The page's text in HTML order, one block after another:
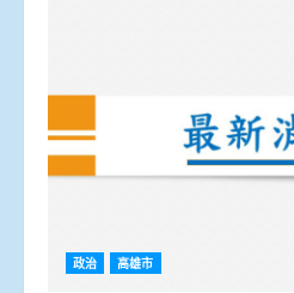
政治 高雄市